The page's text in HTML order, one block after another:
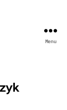
Menu